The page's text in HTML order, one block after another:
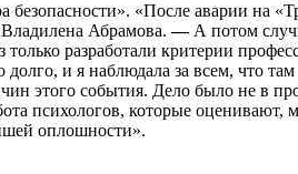
безопасности». «После аварии
Владилена Абрамова.—А потом
разработали критерии
и я наблюдала за всем, что
этого события. Дело было не в
психологов, которые
оплошности».